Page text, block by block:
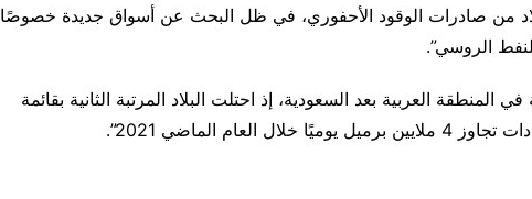
من صادرات الوقود الأحفوري، في ظل البحث عن أسواق جديدة خصوصًا
الروسي”.
المنطقة العربية بعد السعودية، إذ احتلت البلاد المرتبة الثانية بقائمة
الماضي 2021”.